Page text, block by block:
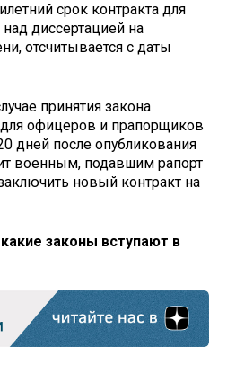
срок контракта для
диссертацией на
отсчитывается с даты
принятия закона
для офицеров и прапорщиков
дней после опубликования
военным, подавшим рапорт
новый контракт на
законы вступают в